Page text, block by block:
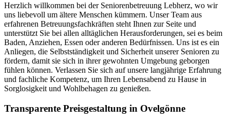
Herzlich willkommen bei der Seniorenbetreuung Lebherz, wo wir
uns liebevoll um ältere Menschen kümmern. Unser Team aus
erfahrenen Betreuungsfachkräften steht Ihnen zur Seite und
unterstützt Sie bei allen alltäglichen Herausforderungen, sei es beim
Baden, Anziehen, Essen oder anderen Bedürfnissen. Uns ist es ein
Anliegen, die Selbstständigkeit und Sicherheit unserer Senioren zu
fördern, damit sie sich in ihrer gewohnten Umgebung geborgen
fühlen können. Verlassen Sie sich auf unsere langjährige Erfahrung
und fachliche Kompetenz, um Ihren Lebensabend zu Hause in
Sorglosigkeit und Wohlbehagen zu genießen.
Transparente Preisgestaltung in Ovelgönne